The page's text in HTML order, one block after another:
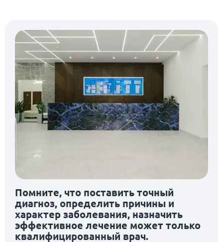
Помните, что поставить точный
диагноз, определить причины и
характер заболевания, назначить
эффективное лечение может только
квалифицированный врач.